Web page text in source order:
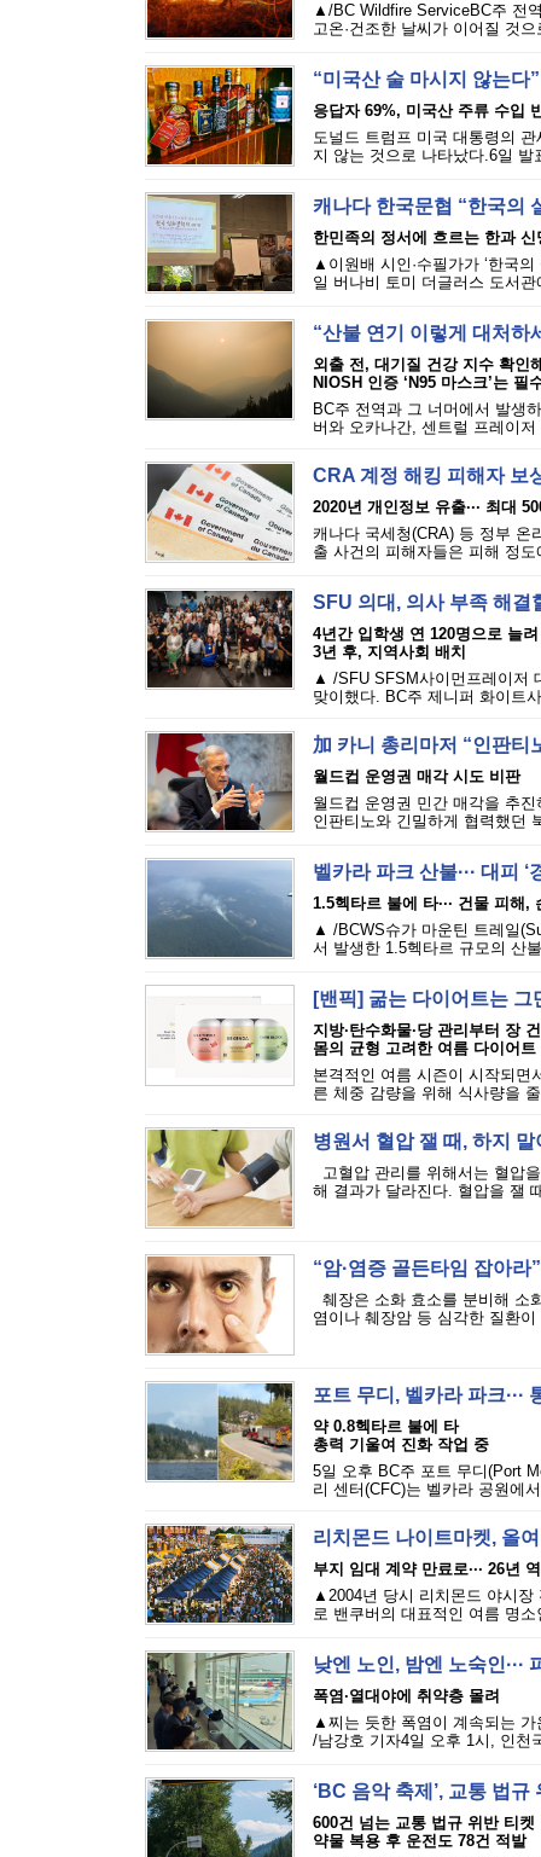
▲/BC Wildfire ServiceBC주 전
고온·건조한 날씨가 이어질 것
“미국산 술 마시지 않는다
응답자 69%, 미국산 주류 수입
도널드 트럼프 미국 대통령의
지 않는 것으로 나타났다.6일
캐나다 한국문협 “한국의
한민족의 정서에 흐르는 한과 신
▲이원배 시인·수필가가 ‘한국
일 버나비 토미 더글러스 도서관
“산불 연기 이렇게 대처하
외출 전, 대기질 건강 지수 확인
NIOSH 인증 ‘N95 마스크’는 필
BC주 전역과 그 너머에서 발생
버와 오카나간, 센트럴 프레이
CRA 계정 해킹 피해자 보
2020년 개인정보 유출··· 최대
캐나다 국세청(CRA) 등 정부 온
출 사건의 피해자들은 피해 정
SFU 의대, 의사 부족 해
4년간 입학생 연 120명으로 늘려
3년 후, 지역사회 배치
▲ /SFU SFSM사이먼프레이저
맞이했다. BC주 제니퍼 화이트
加 카니 총리마저 “인판티
월드컵 운영권 매각 시도 비판
월드컵 운영권 민간 매각을 추
인판티노와 긴밀하게 협력했던
벨카라 파크 산불··· 대피
1.5헥타르 불에 타··· 건물 피해,
▲ /BCWS슈가 마운틴 트레일
서 발생한 1.5헥타르 규모의 산
[밴픽] 굶는 다이어트는 그
지방·탄수화물·당 관리부터 장
몸의 균형 고려한 여름 다이어트
본격적인 여름 시즌이 시작되면
른 체중 감량을 위해 식사량을
병원서 혈압 잴 때, 하지 말
고혈압 관리를 위해서는 혈압
해 결과가 달라진다. 혈압을 잴
“암·염증 골든타임 잡아라
췌장은 소화 효소를 분비해 소
염이나 췌장암 등 심각한 질환
포트 무디, 벨카라 파크···
약 0.8헥타르 불에 타
총력 기울여 진화 작업 중
5일 오후 BC주 포트 무디(Port
리 센터(CFC)는 벨카라 공원에
리치몬드 나이트마켓, 올
부지 임대 계약 만료로··· 26년
▲2004년 당시 리치몬드 야시장
로 밴쿠버의 대표적인 여름 명
낮엔 노인, 밤엔 노숙인
폭염·열대야에 취약층 몰려
▲찌는 듯한 폭염이 계속되는 가
/남강호 기자4일 오후 1시, 인천
‘BC 음악 축제’, 교통 법
600건 넘는 교통 법규 위반 티켓
약물 복용 후 운전도 78건 적발